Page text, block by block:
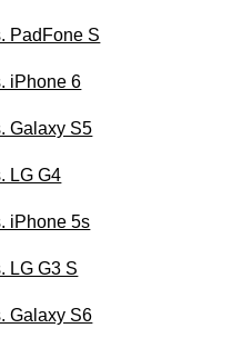
PadFone S
iPhone 6
Galaxy S5
LG G4
iPhone 5s
LG G3 S
Galaxy S6